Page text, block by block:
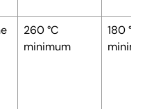
260 °C
minimum
180 °C